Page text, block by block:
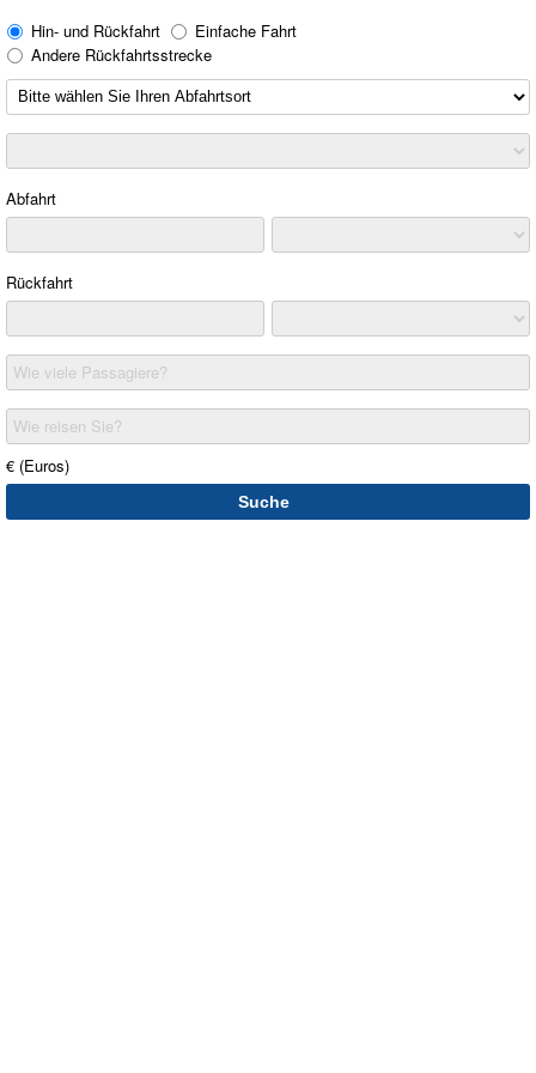
Hin- und Rückfahrt
Einfache Fahrt
Andere Rückfahrtsstrecke
Abfahrt
Rückfahrt
Wie viele Passagiere?
Wie reisen Sie?
€ (Euros)
Suche